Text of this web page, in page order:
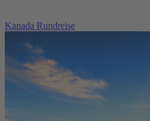
Kanada Rundreise